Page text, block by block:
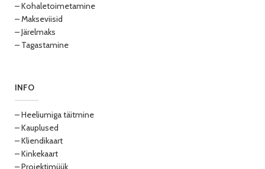
– Kohaletoimetamine
– Makseviisid
– Järelmaks
– Tagastamine
INFO
– Heeliumiga täitmine
– Kauplused
– Kliendikaart
– Kinkekaart
– Projektimüük